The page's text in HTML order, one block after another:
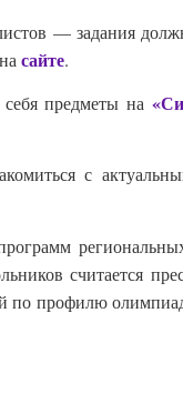
— задания
сайте.
себя предметы на
с
считается
по профилю